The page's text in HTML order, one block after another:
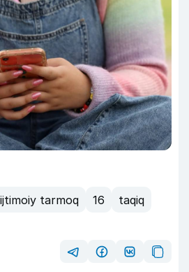
ijtimoiy tarmoq 16
taqiq